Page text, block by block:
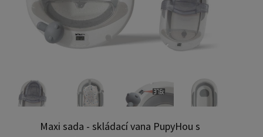
Maxi sada - skládací vana PupyHou s